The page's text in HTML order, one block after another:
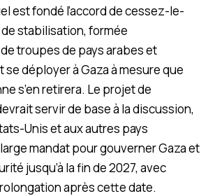
est fondé l’accord de cessez-le-
stabilisation, formée
troupes de pays arabes et
se déployer à Gaza à mesure que
s’en retirera. Le projet de
servir de base à la discussion,
Unis et aux autres pays
mandat pour gouverner Gaza et
jusqu’à la fin de 2027, avec
après cette date.